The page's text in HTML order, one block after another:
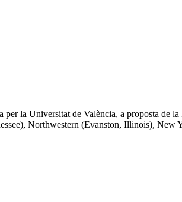
la Universitat de València, a proposta de
Northwestern (Evanston, Illinois),